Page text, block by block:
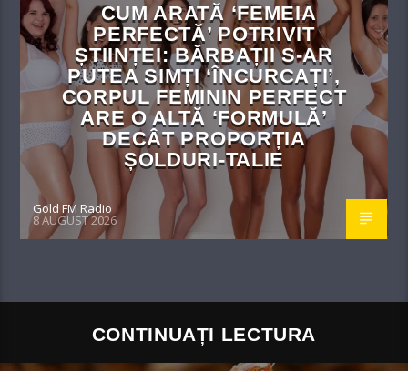
CUM ARATĂ ‘FEMEIA
PERFECTĂ’ POTRIVIT
ȘTIINȚEI: BĂRBAȚII S-AR
PUTEA SIMȚI ‘ÎNCURCAȚI’,
CORPUL FEMININ PERFECT
ARE O ALTĂ ‘FORMULĂ’
DECÂT PROPORȚIA
ȘOLDURI-TALIE
Gold FM Radio
8 AUGUST 2026
CONTINUAȚI LECTURA